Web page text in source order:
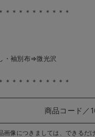
＊＊＊＊＊＊＊＊＊＊
・袖別布⇒微光沢
＊＊＊＊＊＊＊＊＊＊
商品コード／
画像につきましては、できるだ